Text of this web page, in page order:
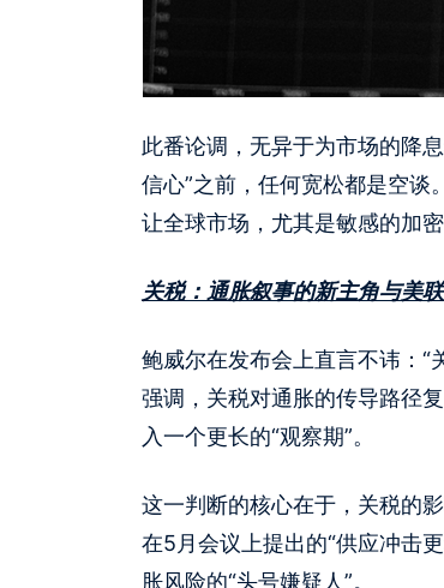
此番论调，无异于为市场的降
信心”之前，任何宽松都是空
让全球市场，尤其是敏感的加
关税：通胀叙事的新主角与美
鲍威尔在发布会上直言不讳：“
强调，关税对通胀的传导路径
入一个更长的“观察期”。
这一判断的核心在于，关税的
在5月会议上提出的“供应冲击
胀风险的“头号嫌疑人”。